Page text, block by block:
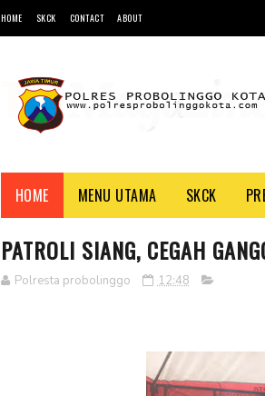
HOME SKCK CONTACT ABOUT
HOME MENU UTAMA SKCK
PATROLI SIANG, CEGAH
Polresta probolinggo 12:48